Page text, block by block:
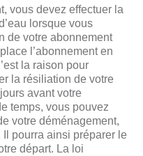
vous devez effectuer la
lorsque vous
de votre abonnement
l’abonnement en
la raison pour
la résiliation de votre
avant votre
temps, vous pouvez
votre déménagement,
pourra ainsi préparer le
départ. La loi